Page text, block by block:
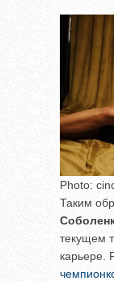
Photo:
Таким
текущем
карьере.